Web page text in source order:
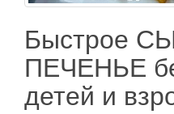
Быстрое
ПЕЧЕНЬЕ
детей и